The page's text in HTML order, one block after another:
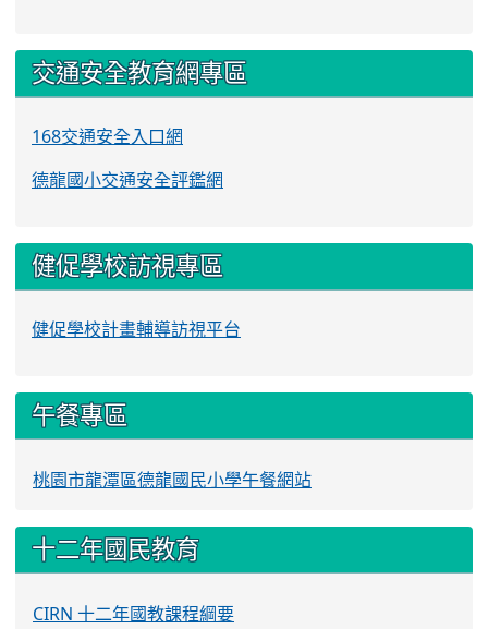
交通安全教育網專區
168交通安全入口網
德龍國小交通安全評鑑網
健促學校訪視專區
健促學校計畫輔導訪視平台
午餐專區
桃園市龍潭區德龍國民小學午餐網站
十二年國民教育
CIRN 十二年國教課程綱要